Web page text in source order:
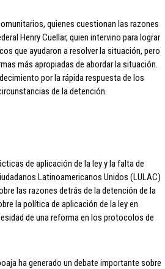
quienes cuestionan las razones
Henry Cuellar, quien intervino para lograr
que ayudaron a resolver la situación, pero
más apropiadas de abordar la situación.
por la rápida respuesta de los
de la detención.
de aplicación de la ley y la falta de
Latinoamericanos Unidos (LULAC)
las razones detrás de la detención de la
la política de aplicación de la ley en
de una reforma en los protocolos de
ha generado un debate importante sobre